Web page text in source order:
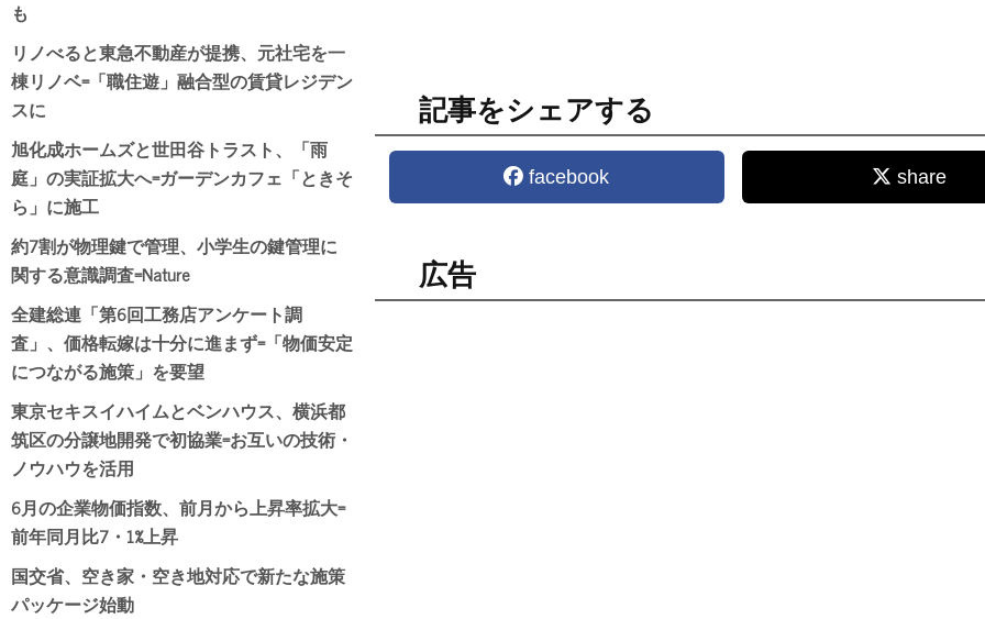
記事をシェアする
facebook share
広告
も
リノべると東急不動産が提携、元社宅を一
棟リノベ=「職住遊」融合型の賃貸レジデン
スに
旭化成ホームズと世田谷トラスト、「雨
庭」の実証拡大へ=ガーデンカフェ「ときそ
ら」に施工
約7割が物理鍵で管理、小学生の鍵管理に
関する意識調査=Nature
全建総連「第6回工務店アンケート調
査」、価格転嫁は十分に進まず=「物価安定
につながる施策」を要望
東京セキスイハイムとベンハウス、横浜都
筑区の分譲地開発で初協業=お互いの技術・
ノウハウを活用
6月の企業物価指数、前月から上昇率拡大=
前年同月比7・1%上昇
国交省、空き家・空き地対応で新たな施策
パッケージ始動